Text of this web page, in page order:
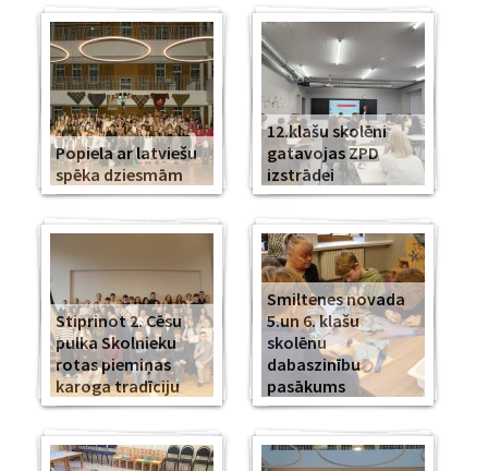
Popiela ar latviešu
spēka dziesmām
12.klašu skolēni
gatavojas ZPD
izstrādei
Stiprinot 2. Cēsu
pulka Skolnieku
rotas piemiņas
karoga tradīciju
Smiltenes novada
5.un 6. klašu
skolēnu
dabaszinību
pasākums